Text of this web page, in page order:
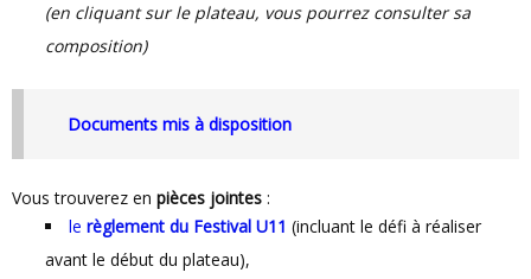
(en cliquant sur le plateau, vous pourrez consulter sa
composition)
Documents mis à disposition
Vous trouverez en pièces jointes :
le règlement du Festival U11 (incluant le défi à réaliser
avant le début du plateau),